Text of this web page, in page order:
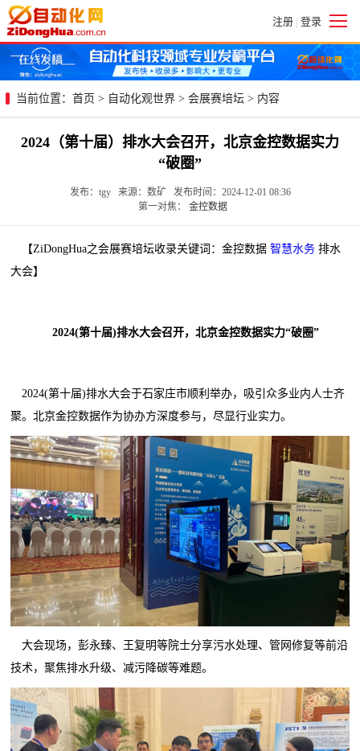
注册 | 登录
当前位置： 首页 > 自动化观世界 > 会展赛培坛 > 内容
2024（第十届）排水大会召开，北京金控数据实力
“破圈”
发布：tgy 来源：数矿 发布时间：2024-12-01 08:36
第一对焦： 金控数据
【ZiDongHua之会展赛培坛收录关键词：金控数据智慧水务 排水
大会】
2024(第十届)排水大会召开，北京金控数据实力“破圈”
2024(第十届)排水大会于石家庄市顺利举办，吸引众多业内人士齐
聚。北京金控数据作为协办方深度参与，尽显行业实力。
大会现场，彭永臻、王复明等院士分享污水处理、管网修复等前沿
技术，聚焦排水升级、减污降碳等难题。